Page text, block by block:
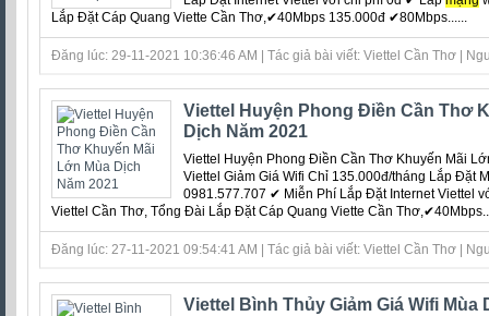
Lắp Đặt Cáp Quang Viette Cần Thơ,✔40Mbps 135.000đ ✔80Mbps......
Đăng lúc: 29-11-2021 10:36:46 AM | Tác giả bài viết: Viettel Cần Thơ |
Viettel Huyện Phong Điền Cần Thơ
Dịch Năm 2021
Viettel Huyện Phong Điền Cần Thơ Khuyến Mãi
Viettel Giảm Giá Wifi Chỉ 135.000đ/tháng Lắp
0981.577.707 ✔ Miễn Phí Lắp Đặt Internet Viettel
Viettel Cần Thơ, Tổng Đài Lắp Đặt Cáp Quang Viette Cần
Đăng lúc: 27-11-2021 09:54:41 AM | Tác giả bài viết: Viettel Cần Thơ |
Viettel Bình Thủy Giảm Giá Wifi Mùa